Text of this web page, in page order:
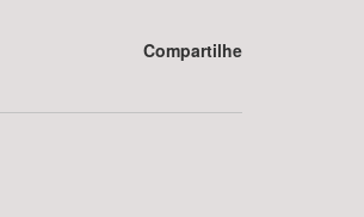
Compartilhe